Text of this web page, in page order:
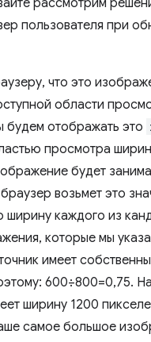
пользователя при
что это
области
будем отображать это
просмотра
будет
возьмет это
ширину каждого из
которые мы
имеет
600÷800=0,75.
ширину 1200
самое большое